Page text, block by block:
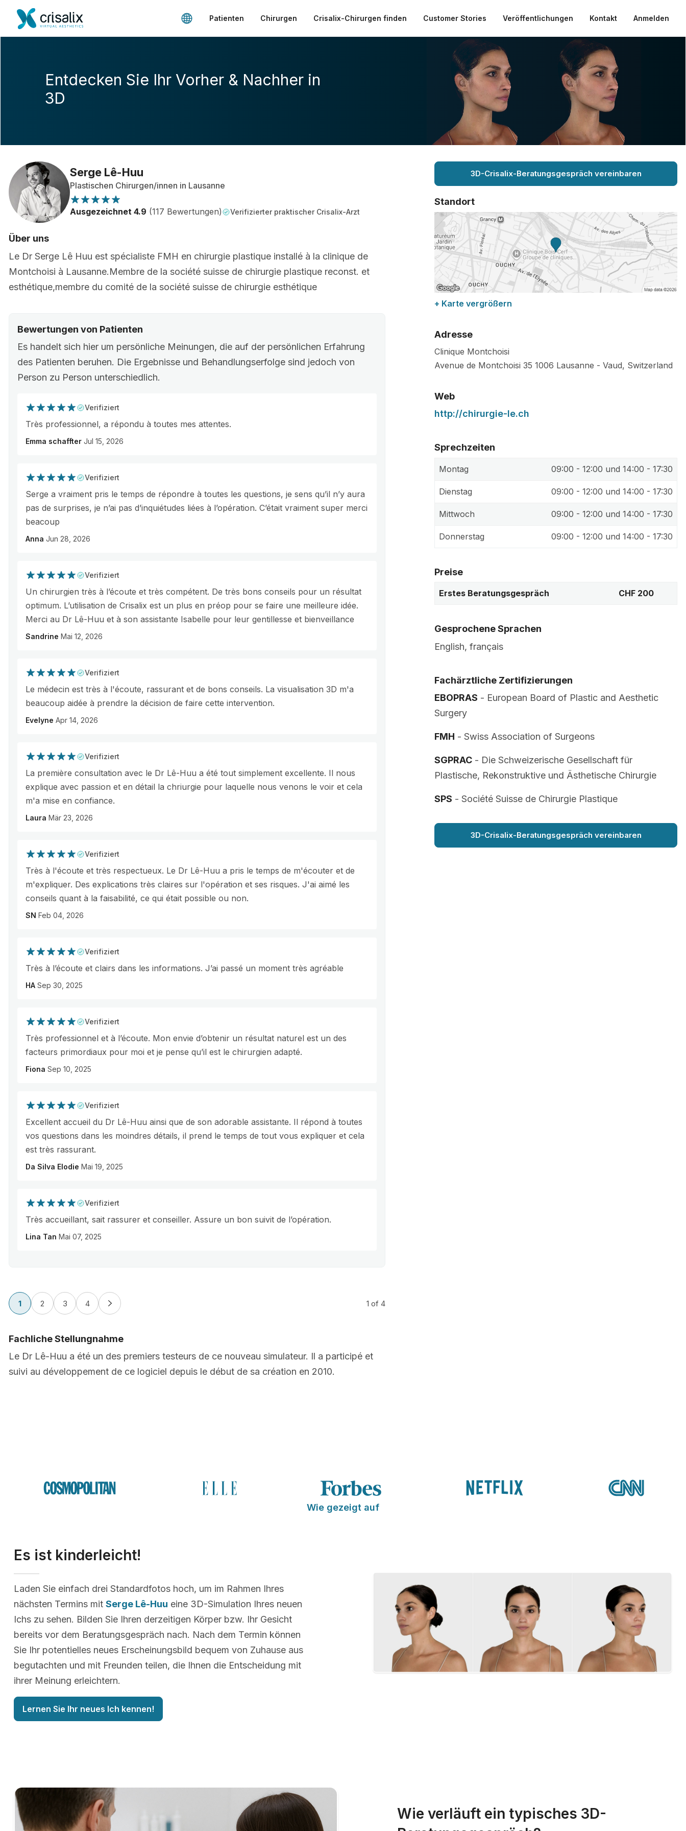
Patienten Chirurgen Crisalix-Chirurgen finden Customer Stories Veröffentlichungen Kontakt Anmelden
Entdecken Sie Ihr Vorher & Nachher in
3D
Serge Lê-Huu
Plastischen Chirurgen/innen in Lausanne
Ausgezeichnet 4.9 (117 Bewertungen) Verifizierter praktischer Crisalix-Arzt
Über uns
Le Dr Serge Lê Huu est spécialiste FMH en chirurgie plastique installé à la clinique de
Montchoisi à Lausanne.Membre de la société suisse de chirurgie plastique reconst. et
esthétique,membre du comité de la société suisse de chirurgie esthétique
Bewertungen von Patienten
Es handelt sich hier um persönliche Meinungen, die auf der persönlichen Erfahrung
des Patienten beruhen. Die Ergebnisse und Behandlungserfolge sind jedoch von
Person zu Person unterschiedlich.
Verifiziert
Très professionnel, a répondu à toutes mes attentes.
Emma schaffter Jul 15, 2026
Verifiziert
Serge a vraiment pris le temps de répondre à toutes les questions, je sens qu’il n’y aura
pas de surprises, je n’ai pas d’inquiétudes liées à l’opération. C’était vraiment super merci
beacoup
Anna Jun 28, 2026
Verifiziert
Un chirurgien très à l’écoute et très compétent. De très bons conseils pour un résultat
optimum. L’utilisation de Crisalix est un plus en préop pour se faire une meilleure idée.
Merci au Dr Lê-Huu et à son assistante Isabelle pour leur gentillesse et bienveillance
Sandrine Mai 12, 2026
Verifiziert
Le médecin est très à l'écoute, rassurant et de bons conseils. La visualisation 3D m'a
beaucoup aidée à prendre la décision de faire cette intervention.
Evelyne Apr 14, 2026
Verifiziert
La première consultation avec le Dr Lê-Huu a été tout simplement excellente. Il nous
explique avec passion et en détail la chriurgie pour laquelle nous venons le voir et cela
m'a mise en confiance.
Laura Mär 23, 2026
Verifiziert
Très à l'écoute et très respectueux. Le Dr Lê-Huu a pris le temps de m'écouter et de
m'expliquer. Des explications très claires sur l'opération et ses risques. J'ai aimé les
conseils quant à la faisabilité, ce qui était possible ou non.
SN Feb 04, 2026
Verifiziert
Très à l’écoute et clairs dans les informations. J’ai passé un moment très agréable
HA Sep 30, 2025
Verifiziert
Très professionnel et à l’écoute. Mon envie d’obtenir un résultat naturel est un des
facteurs primordiaux pour moi et je pense qu’il est le chirurgien adapté.
Fiona Sep 10, 2025
Verifiziert
Excellent accueil du Dr Lê-Huu ainsi que de son adorable assistante. Il répond à toutes
vos questions dans les moindres détails, il prend le temps de tout vous expliquer et cela
est très rassurant.
Da Silva Elodie Mai 19, 2025
Verifiziert
Très accueillant, sait rassurer et conseiller. Assure un bon suivit de l’opération.
Lina Tan Mai 07, 2025
1 2 3 4 1 of 4
Fachliche Stellungnahme
Le Dr Lê-Huu a été un des premiers testeurs de ce nouveau simulateur. Il a participé et
suivi au développement de ce logiciel depuis le début de sa création en 2010.
3D-Crisalix-Beratungsgespräch vereinbaren
Standort
+ Karte vergrößern
Adresse
Clinique Montchoisi
Avenue de Montchoisi 35 1006 Lausanne - Vaud, Switzerland
Web
http://chirurgie-le.ch
Sprechzeiten
Montag 09:00 - 12:00 und 14:00 - 17:30
Dienstag 09:00 - 12:00 und 14:00 - 17:30
Mittwoch 09:00 - 12:00 und 14:00 - 17:30
Donnerstag 09:00 - 12:00 und 14:00 - 17:30
Preise
Erstes Beratungsgespräch CHF 200
Gesprochene Sprachen
English, français
Fachärztliche Zertifizierungen
EBOPRAS - European Board of Plastic and Aesthetic
Surgery
FMH - Swiss Association of Surgeons
SGPRAC - Die Schweizerische Gesellschaft für
Plastische, Rekonstruktive und Ästhetische Chirurgie
SPS - Société Suisse de Chirurgie Plastique
3D-Crisalix-Beratungsgespräch vereinbaren
Wie gezeigt auf
Es ist kinderleicht!
Laden Sie einfach drei Standardfotos hoch, um im Rahmen Ihres
nächsten Termins mit Serge Lê-Huu eine 3D-Simulation Ihres neuen
Ichs zu sehen. Bilden Sie Ihren derzeitigen Körper bzw. Ihr Gesicht
bereits vor dem Beratungsgespräch nach. Nach dem Termin können
Sie Ihr potentielles neues Erscheinungsbild bequem von Zuhause aus
begutachten und mit Freunden teilen, die Ihnen die Entscheidung mit
ihrer Meinung erleichtern.
Lernen Sie Ihr neues Ich kennen!
Wie verläuft ein typisches 3D-